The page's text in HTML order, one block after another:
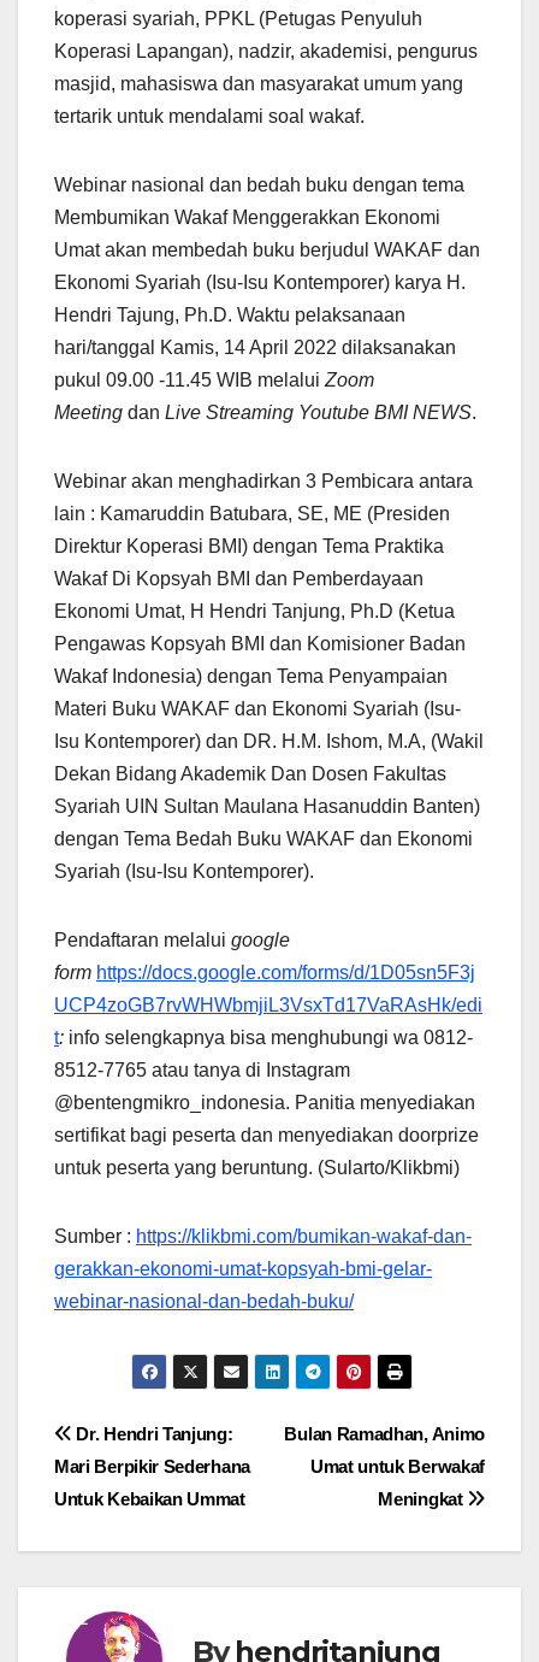
koperasi syariah, PPKL (Petugas Penyuluh
Koperasi Lapangan), nadzir, akademisi, pengurus
masjid, mahasiswa dan masyarakat umum yang
tertarik untuk mendalami soal wakaf.
Webinar nasional dan bedah buku dengan tema
Membumikan Wakaf Menggerakkan Ekonomi
Umat akan membedah buku berjudul WAKAF dan
Ekonomi Syariah (Isu-Isu Kontemporer) karya H.
Hendri Tajung, Ph.D. Waktu pelaksanaan
hari/tanggal Kamis, 14 April 2022 dilaksanakan
pukul 09.00 -11.45 WIB melalui Zoom
Meeting dan Live Streaming Youtube BMI NEWS.
Webinar akan menghadirkan 3 Pembicara antara
lain : Kamaruddin Batubara, SE, ME (Presiden
Direktur Koperasi BMI) dengan Tema Praktika
Wakaf Di Kopsyah BMI dan Pemberdayaan
Ekonomi Umat, H Hendri Tanjung, Ph.D (Ketua
Pengawas Kopsyah BMI dan Komisioner Badan
Wakaf Indonesia) dengan Tema Penyampaian
Materi Buku WAKAF dan Ekonomi Syariah (Isu-
Isu Kontemporer) dan DR. H.M. Ishom, M.A, (Wakil
Dekan Bidang Akademik Dan Dosen Fakultas
Syariah UIN Sultan Maulana Hasanuddin Banten)
dengan Tema Bedah Buku WAKAF dan Ekonomi
Syariah (Isu-Isu Kontemporer).
Pendaftaran melalui google
form https://docs.google.com/forms/d/1D05sn5F3j
UCP4zoGB7rvWHWbmjiL3VsxTd17VaRAsHk/edi
t: info selengkapnya bisa menghubungi wa 0812-
8512-7765 atau tanya di Instagram
@bentengmikro_indonesia. Panitia menyediakan
sertifikat bagi peserta dan menyediakan doorprize
untuk peserta yang beruntung. (Sularto/Klikbmi)
Sumber : https://klikbmi.com/bumikan-wakaf-dan-
gerakkan-ekonomi-umat-kopsyah-bmi-gelar-
webinar-nasional-dan-bedah-buku/
Post
navigation
Bulan Ramadhan, Animo
Umat untuk Berwakaf
Meningkat
Dr. Hendri Tanjung:
Mari Berpikir Sederhana
Untuk Kebaikan Ummat
Byhendritanjung